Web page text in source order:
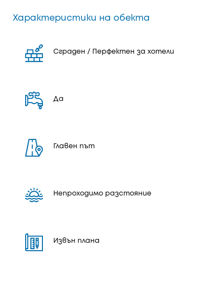
Характеристики на обекта
Сграден / Перфектен за хотели
Да
Главен път
Непроходимо разстояние
Извън плана